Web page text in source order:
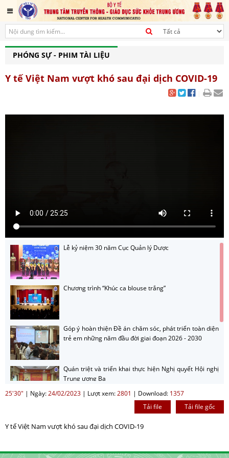
PHÓNG SỰ - PHIM TÀI LIỆU
Y tế Việt Nam vượt khó sau đại dịch COVID-19
Lễ kỷ niệm 30 năm Cục Quản lý Dược
Chương trình “Khúc ca blouse trắng”
Góp ý hoàn thiện Đề án chăm sóc, phát triển toàn diện
trẻ em những năm đầu đời giai đoạn 2026 - 2030
Quán triệt và triển khai thực hiện Nghị quyết Hội nghị
Trung ương Ba
Hướng dẫn nộp sản phẩm cuộc thi sản phẩm phát
phòng bệnh năm 2026
Giới thiệu cuộc thi sản phẩm phát thanh, truyền hình
25'30" | Ngày:24/02/2023 | Lượt xem:2801 | Download: 1357
Tải file gốc
Tải file
Y tế Việt Nam vượt khó sau đại dịch COVID-19